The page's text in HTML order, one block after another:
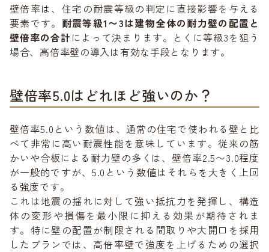
壁倍率は、住宅の耐震等級の判定に直接影響を与える
要素です。 耐震等級1〜3は建物全体の耐力壁の配置と
壁倍率の合計によって決まります。とくに等級3を狙う
場合、高倍率壁の導入は有効な手段となります。
壁倍率5.0はどれほど強いのか？
壁倍率5.0という数値は、通常の住宅で使われる壁と比
べて非常に高い耐震性能を意味しています。従来の筋
かいや合板による耐力壁の多くは、壁倍率2.5〜3.0程度
が一般的ですが、5.0という数値はそれらを大きく上回
る強度です。
これは地震の揺れに対して強い抵抗力を発揮し、構造
体の変形や損傷を最小限に抑える効果が期待されま
す。特に壁の配置が制限される間取りや大開口を採用
したプランでは、高倍率壁で強度を上げるための選択